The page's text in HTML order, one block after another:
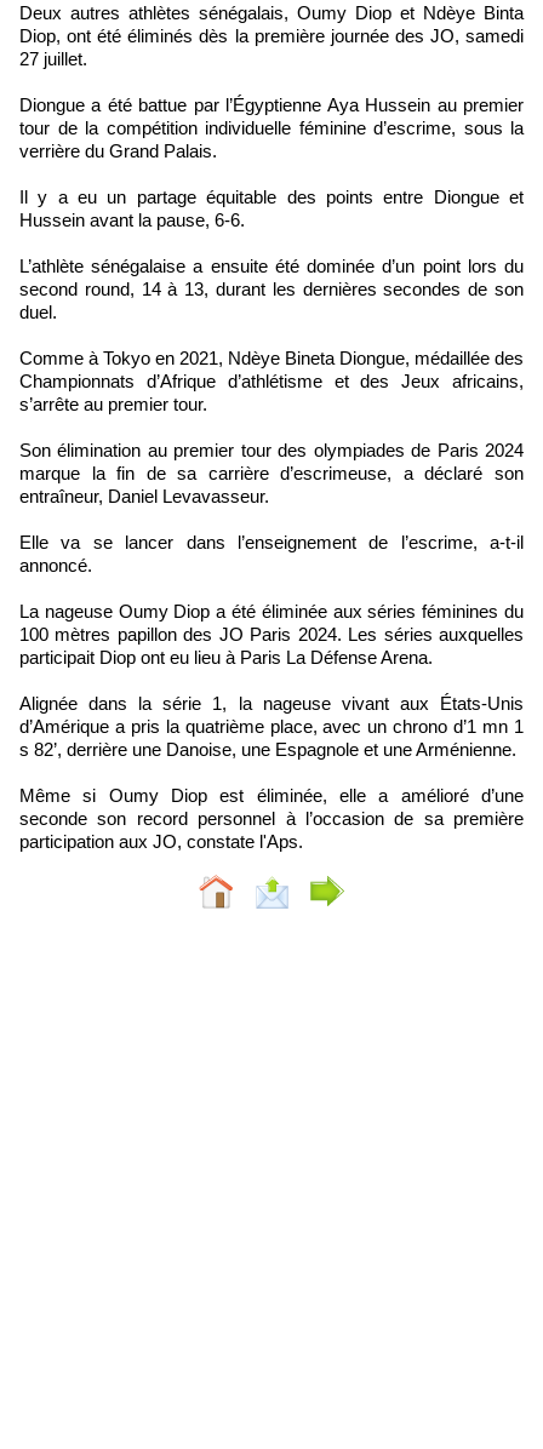
Deux autres athlètes sénégalais, Oumy Diop et Ndèye Binta
Diop, ont été éliminés dès la première journée des JO, samedi
27 juillet.
Diongue a été battue par l’Égyptienne Aya Hussein au premier
tour de la compétition individuelle féminine d’escrime, sous la
verrière du Grand Palais.
Il y a eu un partage équitable des points entre Diongue et
Hussein avant la pause, 6-6.
L’athlète sénégalaise a ensuite été dominée d’un point lors du
second round, 14 à 13, durant les dernières secondes de son
duel.
Comme à Tokyo en 2021, Ndèye Bineta Diongue, médaillée des
Championnats d’Afrique d’athlétisme et des Jeux africains,
s’arrête au premier tour.
Son élimination au premier tour des olympiades de Paris 2024
marque la fin de sa carrière d’escrimeuse, a déclaré son
entraîneur, Daniel Levavasseur.
Elle va se lancer dans l’enseignement de l’escrime, a-t-il
annoncé.
La nageuse Oumy Diop a été éliminée aux séries féminines du
100 mètres papillon des JO Paris 2024. Les séries auxquelles
participait Diop ont eu lieu à Paris La Défense Arena.
Alignée dans la série 1, la nageuse vivant aux États-Unis
d’Amérique a pris la quatrième place, avec un chrono d’1 mn 1
s 82’, derrière une Danoise, une Espagnole et une Arménienne.
Même si Oumy Diop est éliminée, elle a amélioré d’une
seconde son record personnel à l’occasion de sa première
participation aux JO, constate l'Aps.